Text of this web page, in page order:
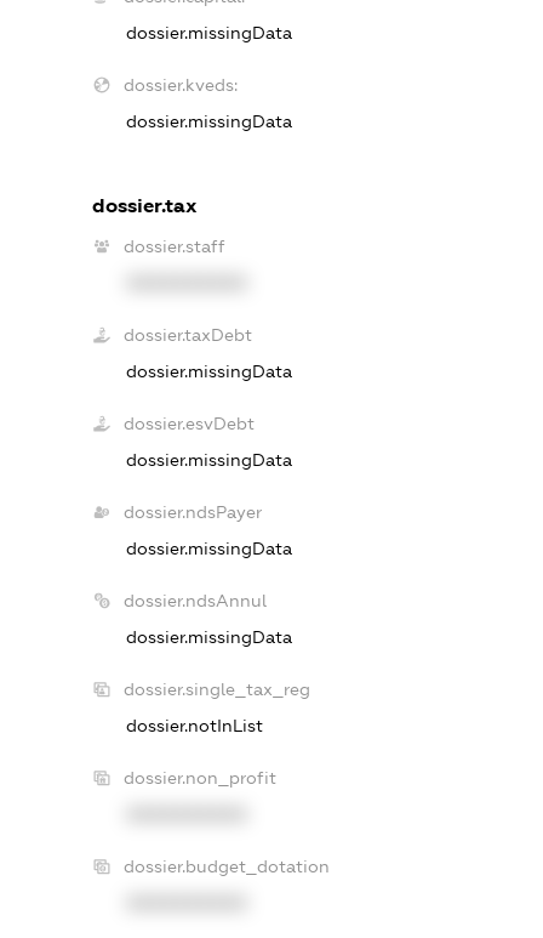
dossier.missingData
dossier.kveds:
dossier.missingData
dossier.tax
dossier.staff
dossier.taxDebt
dossier.missingData
dossier.esvDebt
dossier.missingData
dossier.ndsPayer
dossier.missingData
dossier.ndsAnnul
dossier.missingData
dossier.single_tax_reg
dossier.notInList
dossier.non_profit
dossier.budget_dotation